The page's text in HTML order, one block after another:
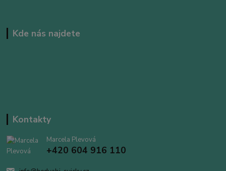
Kde nás najdete
Kontakty
Marcela Plevová
+420 604 916 110